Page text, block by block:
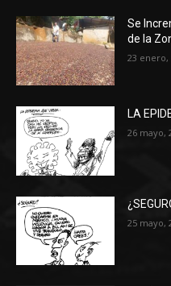
Se
de la
23 enero,
LA
26 mayo,
25 mayo,